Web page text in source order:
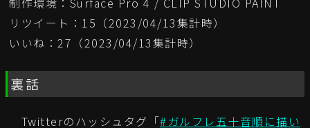
リツイート：15（2023/04/13集計時）
いいね：27（2023/04/13集計時）
裏話
Twitterのハッシュタグ「#ガルフレ五十音順に描い